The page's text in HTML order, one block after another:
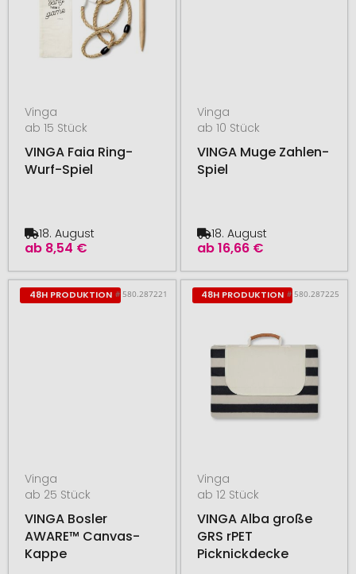
Vinga
ab 15 Stück
VINGA Faia Ring-
Wurf-Spiel
ab 8,54 €
18. August
Vinga
ab 10 Stück
VINGA Muge Zahlen-
Spiel
ab16,66 €
18. August
48H PRODUKTION # 580.287221
Vinga
ab 25 Stück
VINGA Bosler
AWARE™ Canvas-
Kappe
48H PRODUKTION # 580.287225
Vinga
ab 12 Stück
VINGA Alba große
GRS rPET
Picknickdecke